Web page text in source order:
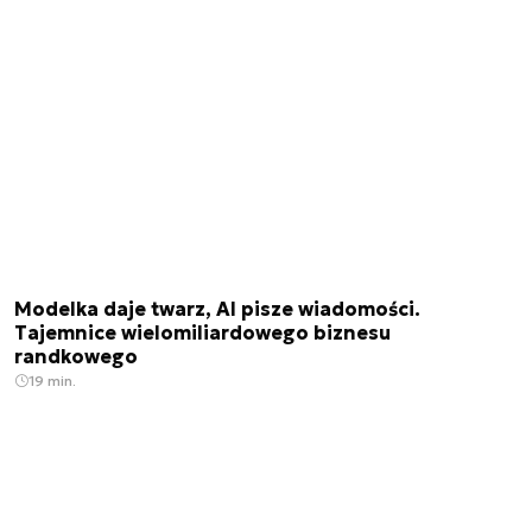
Modelka daje twarz, AI pisze wiadomości.
Tajemnice wielomiliardowego biznesu
randkowego
19 min.